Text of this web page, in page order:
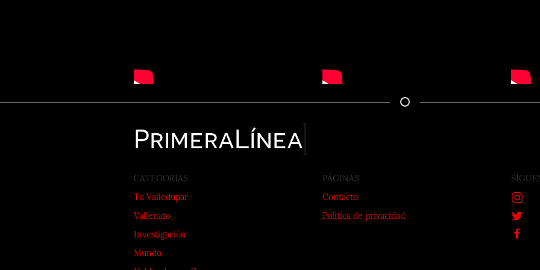
PrimeraLínea
CATEGORIAS
Tu Valledupar
Vallenato
Investigación
Mundo
PÁGINAS
Contacto
Política de privacidad